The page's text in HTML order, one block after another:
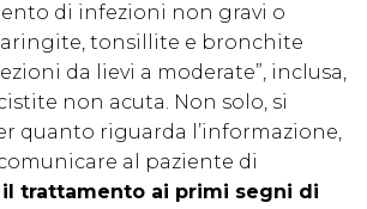
di infezioni non gravi o
tonsillite e bronchite
da lievi a moderate”, inclusa,
non acuta. Non solo, si
quanto riguarda l’informazione,
al paziente di
trattamento ai primi segni di